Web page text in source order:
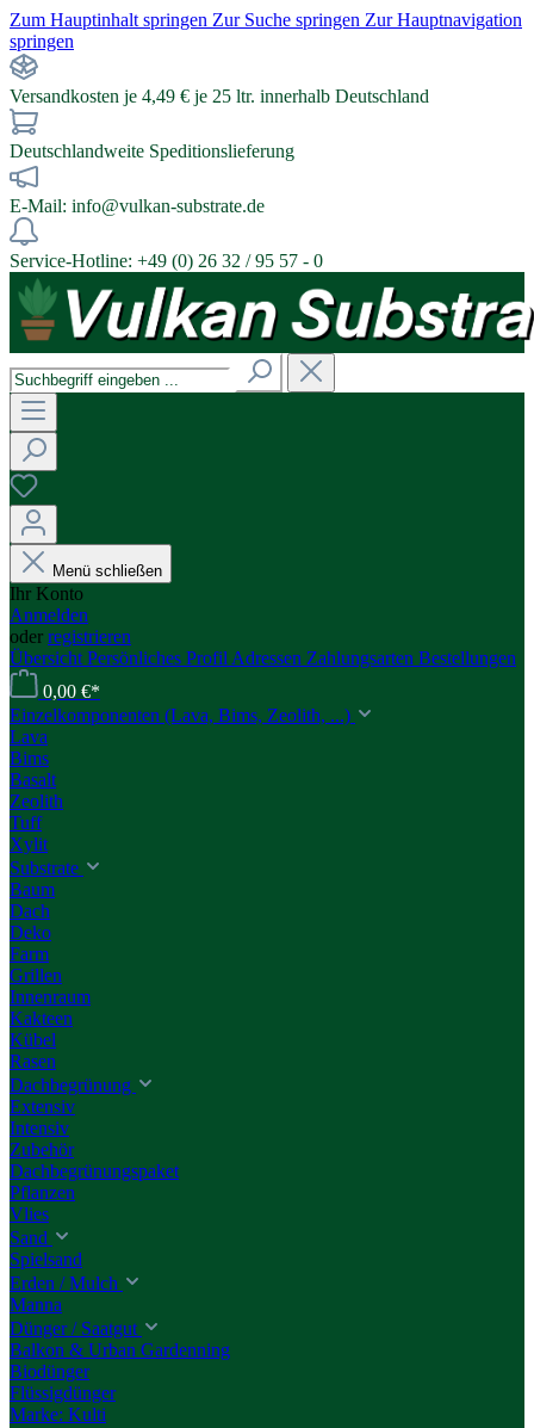
Zum Hauptinhalt springen Zur Suche springen Zur Hauptnavigation
springen
Versandkosten je 4,49 € je 25 ltr. innerhalb Deutschland
Deutschlandweite Speditionslieferung
E-Mail: info@vulkan-substrate.de
Service-Hotline: +49 (0) 26 32 / 95 57 - 0
Menü schließen
Ihr Konto
Anmelden
oder registrieren
Übersicht Persönliches Profil Adressen Zahlungsarten Bestellungen
0,00 €*
Einzelkomponenten (Lava, Bims, Zeolith, ...)
Lava
Bims
Basalt
Zeolith
Tuff
Xylit
Substrate
Baum
Dach
Deko
Farm
Grillen
Innenraum
Kakteen
Kübel
Rasen
Dachbegrünung
Extensiv
Intensiv
Zubehör
Dachbegrünungspaket
Pflanzen
Vlies
Sand
Spielsand
Erden / Mulch
Manna
Dünger / Saatgut
Balkon & Urban Gardenning
Biodünger
Flüssigdünger
Marke: Kulti